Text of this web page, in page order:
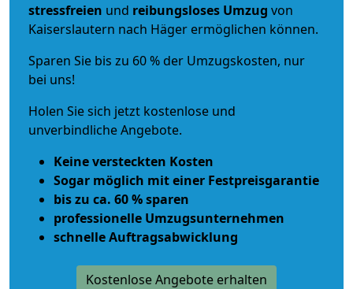
stressfreien und reibungsloses Umzug von
Kaiserslautern nach Häger ermöglichen können.
Sparen Sie bis zu 60 % der Umzugskosten, nur
bei uns!
Holen Sie sich jetzt kostenlose und
unverbindliche Angebote.
Keine versteckten Kosten
Sogar möglich mit einer Festpreisgarantie
bis zu ca. 60 % sparen
professionelle Umzugsunternehmen
schnelle Auftragsabwicklung
Kostenlose Angebote erhalten